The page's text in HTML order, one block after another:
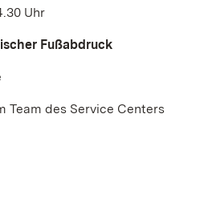
Uhr
Fußabdruck
Team des Service Centers